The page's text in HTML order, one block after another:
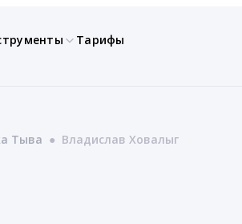
Тарифы
Тыва ● Владислав Ховалыг